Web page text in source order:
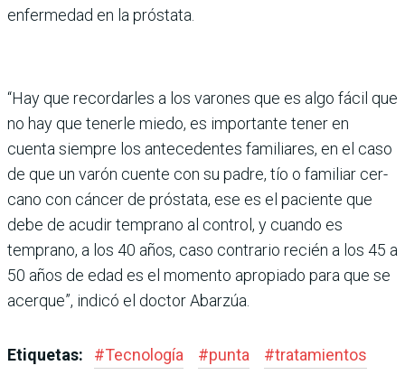
enfermedad en la próstata.
“Hay que recordarles a los varones que es algo fácil que
no hay que tenerle miedo, es importante tener en
cuenta siempre los antecedentes familiares, en el caso
de que un varón cuente con su padre, tío o familiar cer­
cano con cáncer de próstata, ese es el paciente que
debe de acudir temprano al con­trol, y cuando es
temprano, a los 40 años, caso contra­rio recién a los 45 a
50 años de edad es el momento apro­piado para que se
acerque”, indicó el doctor Abarzúa.
Etiquetas: #Tecnología #punta #tratamientos